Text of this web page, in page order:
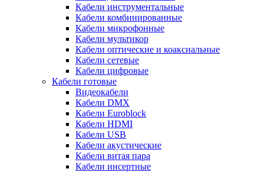
Кабели инструментальные
Кабели комбинированные
Кабели микрофонные
Кабели мультикор
Кабели оптические и коаксиальные
Кабели сетевые
Кабели цифровые
Кабели готовые
Видеокабели
Кабели DMX
Кабели Euroblock
Кабели HDMI
Кабели USB
Кабели акустические
Кабели витая пара
Кабели инсертные